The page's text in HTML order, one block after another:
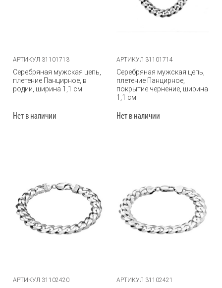
АРТИКУЛ 31101713
Серебряная мужская цепь,
плетение Панцирное, в
родии, ширина 1,1 см
Нет в наличии
АРТИКУЛ 31101714
Серебряная мужская цепь,
плетение Панцирное,
покрытие чернение, ширина
1,1 см
Нет в наличии
АРТИКУЛ 31102420 АРТИКУЛ 31102421